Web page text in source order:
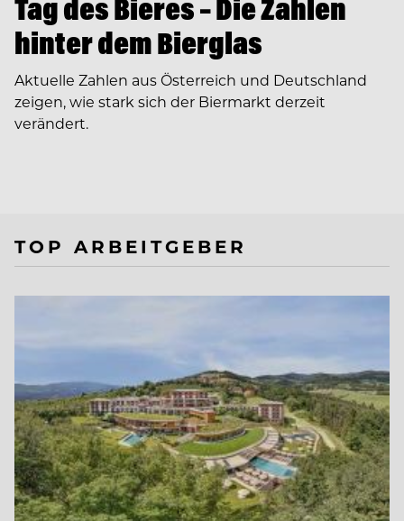
Tag des Bieres – Die Zahlen
hinter dem Bierglas
Aktuelle Zahlen aus Österreich und Deutschland
zeigen, wie stark sich der Biermarkt derzeit
verändert.
TOP ARBEITGEBER